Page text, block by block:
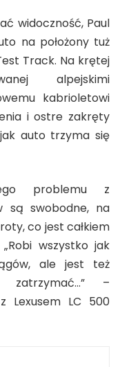
widoczność, Paul
na położony tuż
Track. Na krętej
alpejskimi
kabrioletowi
i ostre zakręty
auto trzyma się
problemu z
są swobodne, na
co jest całkiem
wszystko jak
ale jest też
zatrzymać…” –
Lexusem LC 500